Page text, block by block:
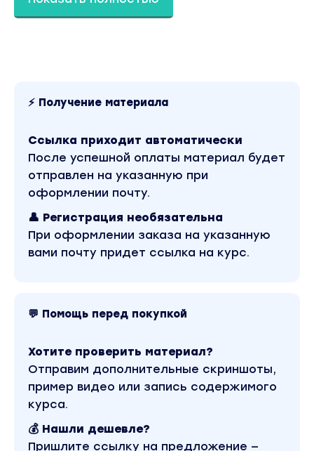
Скриншоты содержимого, платформы и качества
посмотреть выше. Материал относится к 2022
⚡ Получение материала
Ссылка приходит автоматически
После успешной оплаты материал будет
отправлен на указанную при
оформлении почту.
👤 Регистрация необязательна
При оформлении заказа на указанную
вами почту придет ссылка на курс.
💬 Помощь перед покупкой
Хотите проверить материал?
Отправим дополнительные скриншоты,
пример видео или запись содержимого
курса.
💰 Нашли дешевле?
Пришлите ссылку на предложение —